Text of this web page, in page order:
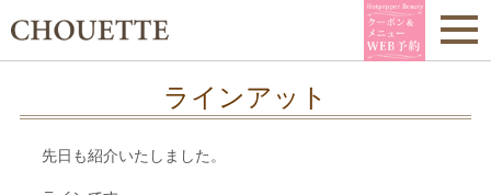
ラインアット
先日も紹介いたしました。